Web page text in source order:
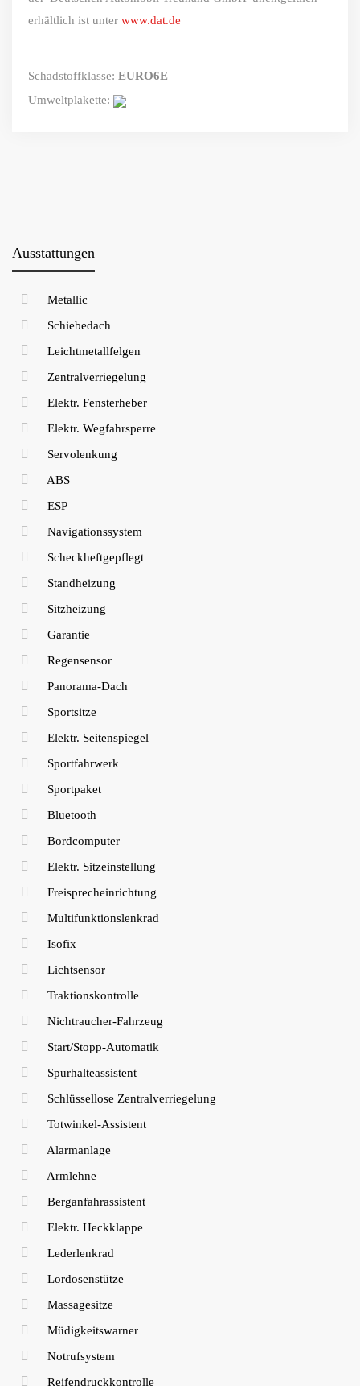
erhältlich ist unter www.dat.de
Schadstoffklasse: EURO6E
Umweltplakette:
Ausstattungen
Metallic
Schiebedach
Leichtmetallfelgen
Zentralverriegelung
Elektr. Fensterheber
Elektr. Wegfahrsperre
Servolenkung
ABS
ESP
Navigationssystem
Scheckheftgepflegt
Standheizung
Sitzheizung
Garantie
Regensensor
Panorama-Dach
Sportsitze
Elektr. Seitenspiegel
Sportfahrwerk
Sportpaket
Bluetooth
Bordcomputer
Elektr. Sitzeinstellung
Freisprecheinrichtung
Multifunktionslenkrad
Isofix
Lichtsensor
Traktionskontrolle
Nichtraucher-Fahrzeug
Start/Stopp-Automatik
Spurhalteassistent
Schlüssellose Zentralverriegelung
Totwinkel-Assistent
Alarmanlage
Armlehne
Berganfahrassistent
Elektr. Heckklappe
Lederlenkrad
Lordosenstütze
Massagesitze
Müdigkeitswarner
Notrufsystem
Reifendruckkontrolle